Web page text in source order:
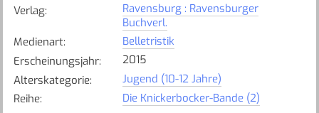
Verlag:
Ravensburg : Ravensburger
Buchverl.
Medienart:
Belletristik
Erscheinungsjahr:
2015
Alterskategorie:
Jugend (10-12 Jahre)
Reihe: Die Knickerbocker-Bande (2)